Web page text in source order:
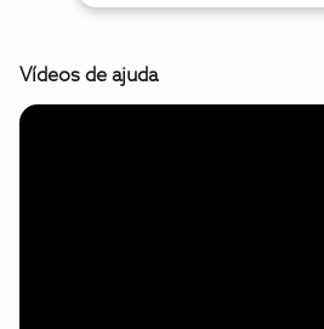
Vídeos de ajuda